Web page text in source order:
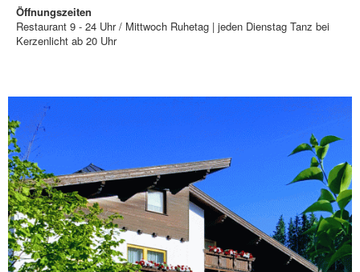
Öffnungszeiten
Restaurant 9 - 24 Uhr / Mittwoch Ruhetag | jeden Dienstag Tanz bei
Kerzenlicht ab 20 Uhr